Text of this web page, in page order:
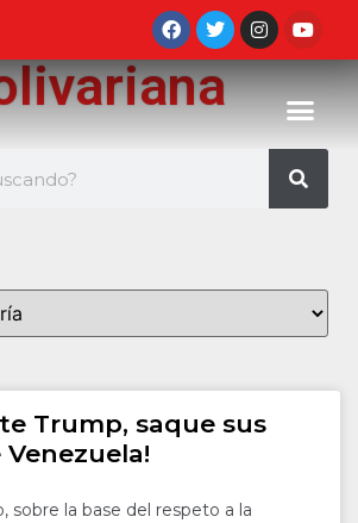
Trump, saque sus
sobre la base del respeto a la